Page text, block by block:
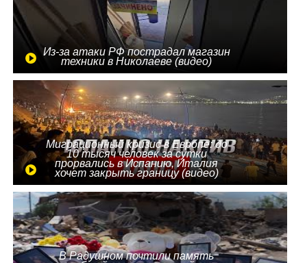
Из-за атаки РФ пострадал магазин
техники в Николаеве (видео)
Миграционный кризис в Европе: до
10 тысяч человек за сутки
прорвались в Испанию, Италия
хочет закрыть границу (видео)
В Радушном почтили память